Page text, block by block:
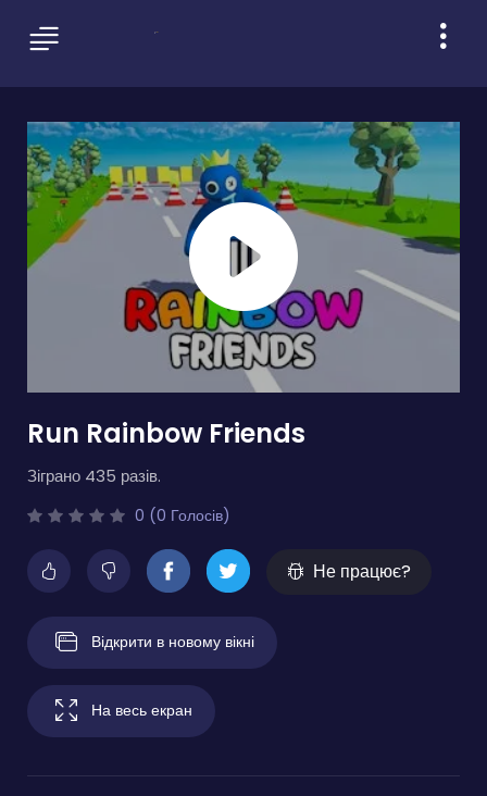
Run Rainbow Friends
Зіграно 435 разів.
0 (0 Голосів)
Не працює?
Відкрити в новому вікні
На весь екран